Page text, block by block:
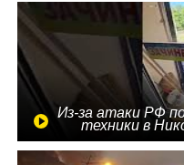
Из-за атаки РФ
техники в